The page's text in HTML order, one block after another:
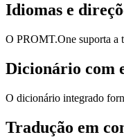
Idiomas e
O PROMT.One suporta a
Dicionário com
O dicionário integrado
Tradução em